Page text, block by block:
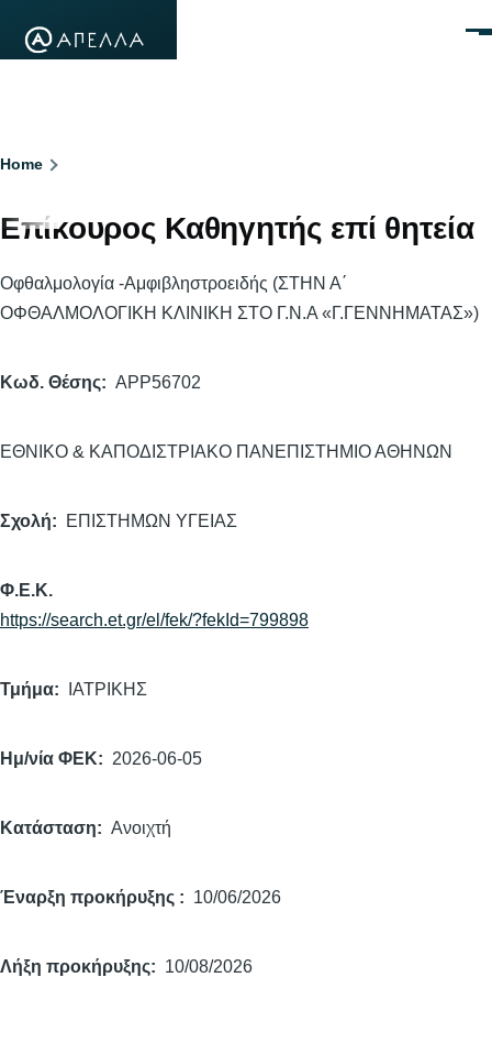
Breadcrumb
Home
Επίκουρος Καθηγητής επί θητεία
Οφθαλμολογία -Αμφιβληστροειδής (ΣΤΗΝ Α΄
ΟΦΘΑΛΜΟΛΟΓΙΚΗ ΚΛΙΝΙΚΗ ΣΤΟ Γ.Ν.Α «Γ.ΓΕΝΝΗΜΑΤΑΣ»)
Κωδ. Θέσης APP56702
ΕΘΝΙΚΟ & ΚΑΠΟΔΙΣΤΡΙΑΚΟ ΠΑΝΕΠΙΣΤΗΜΙΟ ΑΘΗΝΩΝ
Σχολή ΕΠΙΣΤΗΜΩΝ ΥΓΕΙΑΣ
Φ.Ε.Κ.
https://search.et.gr/el/fek/?fekId=799898
Τμήμα ΙΑΤΡΙΚΗΣ
Ημ/νία ΦΕΚ 2026-06-05
Κατάσταση Ανοιχτή
Έναρξη προκήρυξης 10/06/2026
Λήξη προκήρυξης 10/08/2026